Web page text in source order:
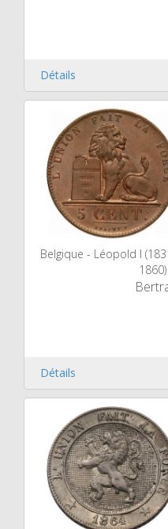
Détails
Belgique - Léopold I
Détails